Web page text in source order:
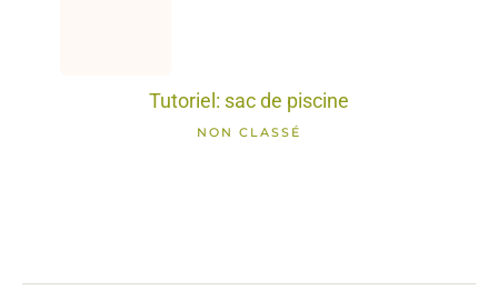
Tutoriel: sac de piscine
NON CLASSÉ